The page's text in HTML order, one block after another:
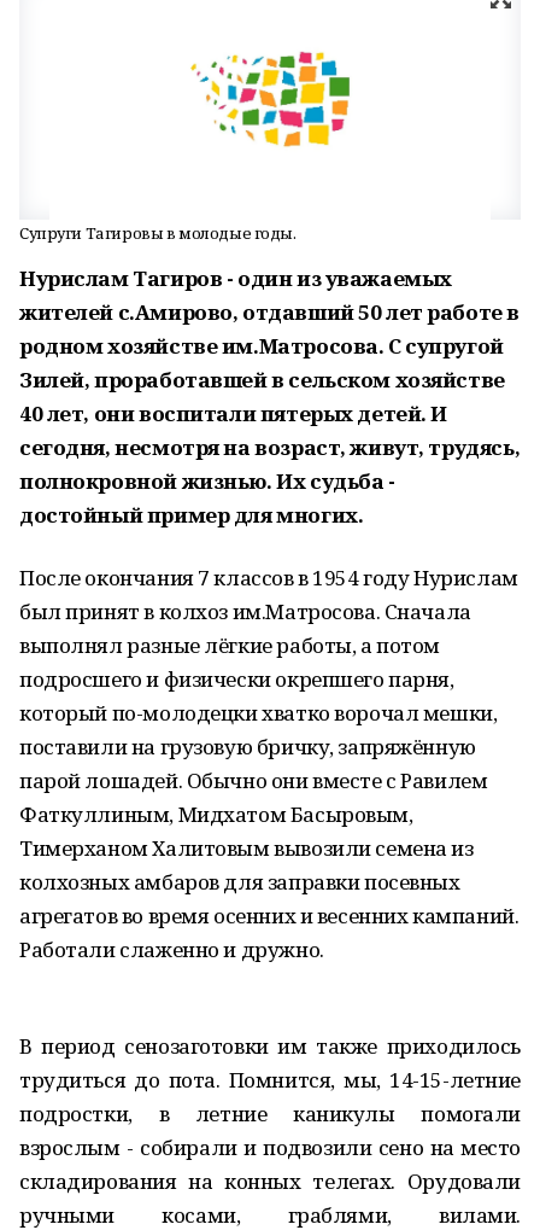
Супруги Тагировы в молодые годы.
Нурислам Тагиров - один из уважаемых
жителей с.Амирово, отдавший 50 лет работе в
родном хозяйстве им.Матросова. С супругой
Зилей, проработавшей в сельском хозяйстве
40 лет, они воспитали пятерых детей. И
сегодня, несмотря на возраст, живут, трудясь,
полнокровной жизнью. Их судьба -
достойный пример для многих.
После окончания 7 классов в 1954 году Нурислам
был принят в колхоз им.Матросова. Сначала
выполнял разные лёгкие работы, а потом
подросшего и физически окрепшего парня,
который по-молодецки хватко ворочал мешки,
поставили на грузовую бричку, запряжённую
парой лошадей. Обычно они вместе с Равилем
Фаткуллиным, Мидхатом Басыровым,
Тимерханом Халитовым вывозили семена из
колхозных амбаров для заправки посевных
агрегатов во время осенних и весенних кампаний.
Работали слаженно и дружно.
В период сенозаготовки им также приходилось
трудиться до пота. Помнится, мы, 14-15-летние
подростки, в летние каникулы помогали
взрослым - собирали и подвозили сено на место
складирования на конных телегах. Орудовали
ручными косами, граблями, вилами.